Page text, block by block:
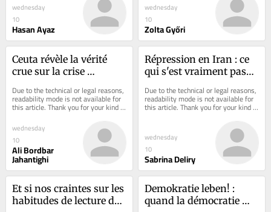
wednesday
10
Hasan Ayaz
wednesday
10
Zolta Győri
Ceuta révèle la vérité
crue sur la crise
Due to the technical or legal reasons,
readability mode is not available for
this article. Thank you for your kind
wednesday
10
Ali Bordbar
Jahantighi
Répression en Iran : ce
qui s'est vraiment passé
regardait ailleurs
Due to the technical or legal reasons,
readability mode is not available for
this article. Thank you for your kind
wednesday
10
Sabrina Deliry
Et si nos craintes sur les
habitudes de lecture de
Demokratie leben! :
quand la démocratie